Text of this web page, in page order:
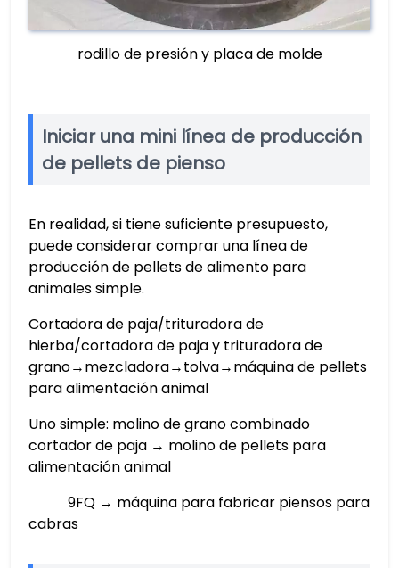
rodillo de presión y placa de molde
Iniciar una mini línea de producción
de pellets de pienso
En realidad, si tiene suficiente presupuesto,
puede considerar comprar una línea de
producción de pellets de alimento para
animales simple.
Cortadora de paja/trituradora de
hierba/cortadora de paja y trituradora de
grano→mezcladora→tolva→máquina de pellets
para alimentación animal
Uno simple: molino de grano combinado
cortador de paja → molino de pellets para
alimentación animal
9FQ → máquina para fabricar piensos para
cabras